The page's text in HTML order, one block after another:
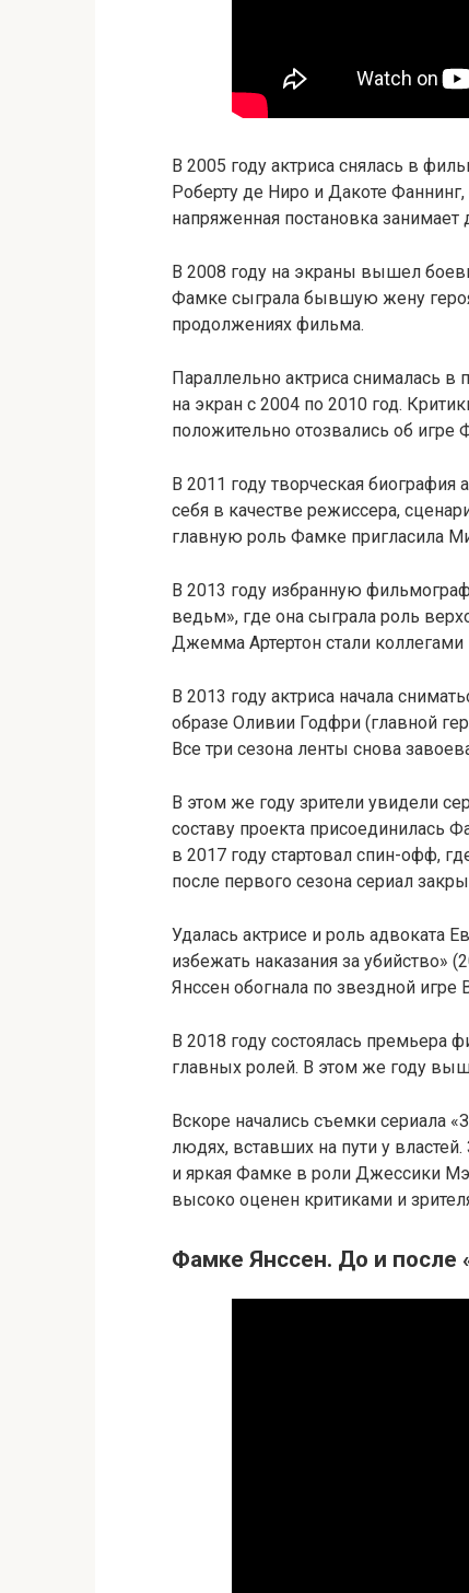
В 2005 году актриса снялась в
Роберту де Ниро и Дакоте
напряженная постановка
В 2008 году на экраны вышел
Фамке сыграла бывшую жену
продолжениях фильма.
Параллельно актриса снималась в
на экран с 2004 по 2010 год.
положительно отозвались об игре
В 2011 году творческая
себя в качестве режиссера,
главную роль Фамке пригласила
В 2013 году избранную
ведьм», где она сыграла роль
Джемма Артертон стали коллегами
В 2013 году актриса начала
образе Оливии Годфри (главной
Все три сезона ленты снова
В этом же году зрители увидели
составу проекта присоединилась
в 2017 году стартовал спин-офф,
после первого сезона сериал
Удалась актрисе и роль адвоката
избежать наказания за
Янссен обогнала по звездной игре
В 2018 году состоялась премьера
главных ролей. В этом же году
Вскоре начались съемки сериала
людях, вставших на пути у
и яркая Фамке в роли Джессики
высоко оценен критиками и
Фамке Янссен. До и после